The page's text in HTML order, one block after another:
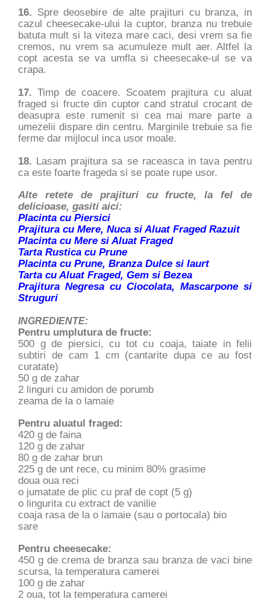
16. Spre deosebire de alte prajituri cu branza, in
cazul cheesecake-ului la cuptor, branza nu trebuie
batuta mult si la viteza mare caci, desi vrem sa fie
cremos, nu vrem sa acumuleze mult aer. Altfel la
copt acesta se va umfla si cheesecake-ul se va
crapa.
17.Timp de coacere. Scoatem prajitura cu aluat
fraged si fructe din cuptor cand stratul crocant de
deasupra este rumenit si cea mai mare parte a
umezelii dispare din centru. Marginile trebuie sa fie
ferme dar mijlocul inca usor moale.
18. Lasam prajitura sa se raceasca in tava pentru
ca este foarte frageda si se poate rupe usor.
Alte retete de prajituri cu fructe, la fel de
delicioase, gasiti aici:
Placinta cu Piersici
Prajitura cu Mere, Nuca si Aluat Fraged Razuit
Placinta cu Mere si Aluat Fraged
Tarta Rustica cu Prune
Placinta cu Prune, Branza Dulce si Iaurt
Tarta cu Aluat Fraged, Gem si Bezea
Prajitura Negresa cu Ciocolata, Mascarpone si
Struguri
INGREDIENTE:
Pentru umplutura de fructe:
500 g de piersici, cu tot cu coaja, taiate in felii
subtiri de cam 1 cm (cantarite dupa ce au fost
curatate)
50 g de zahar
2 linguri cu amidon de porumb
zeama de la o lamaie
Pentru aluatul fraged:
420 g de faina
120 g de zahar
80 g de zahar brun
225 g de unt rece, cu minim 80% grasime
doua oua reci
o jumatate de plic cu praf de copt (5 g)
o lingurita cu extract de vanilie
coaja rasa de la o lamaie (sau o portocala) bio
sare
Pentru cheesecake:
450 g de crema de branza sau branza de vaci bine
scursa, la temperatura camerei
100 g de zahar
2 oua, tot la temperatura camerei